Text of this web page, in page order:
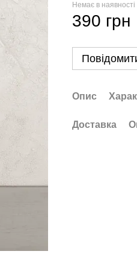
Немає в наявності
390 грн
Опис
Доставка